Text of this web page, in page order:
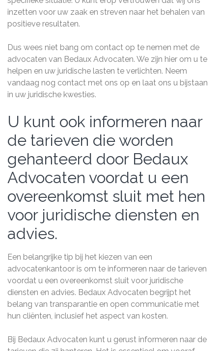
inzetten voor uw zaak en streven naar het behalen van
positieve resultaten.
Dus wees niet bang om contact op te nemen met de
advocaten van Bedaux Advocaten. We zijn hier om u te
helpen en uw juridische lasten te verlichten. Neem
vandaag nog contact met ons op en laat ons u bijstaan
in uw juridische kwesties.
U kunt ook informeren naar
de tarieven die worden
gehanteerd door Bedaux
Advocaten voordat u een
overeenkomst sluit met hen
voor juridische diensten en
advies.
Een belangrijke tip bij het kiezen van een
advocatenkantoor is om te informeren naar de tarieven
voordat u een overeenkomst sluit voor juridische
diensten en advies. Bedaux Advocaten begrijpt het
belang van transparantie en open communicatie met
hun cliënten, inclusief het aspect van kosten.
Bij Bedaux Advocaten kunt u gerust informeren naar de